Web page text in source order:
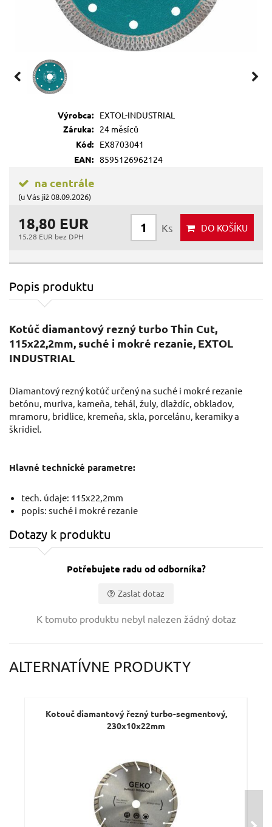
Výrobca:
EXTOL-INDUSTRIAL
Záruka:
24 měsíců
Kód:
EX8703041
EAN: 8595126962124
na centrále
(u Vás již 08.09.2026)
18,80 EUR
15.28 EUR bez DPH
Ks DO KOŠÍKU
Popis produktu
Kotúč diamantový rezný turbo Thin Cut,
115x22,2mm, suché i mokré rezanie, EXTOL
INDUSTRIAL
Diamantový rezný kotúč určený na suché i mokré rezanie
betónu, muriva, kameňa, tehál, žuly, dlaždíc, obkladov,
mramoru, bridlice, kremeňa, skla, porcelánu, keramiky a
škridiel.
Hlavné technické parametre:
tech. údaje: 115x22,2mm
popis: suché i mokré rezanie
Dotazy k produktu
Potřebujete radu od odborníka?
Zaslat dotaz
K tomuto produktu nebyl nalezen žádný dotaz
ALTERNATÍVNE PRODUKTY
Kotouč diamantový řezný turbo-segmentový,
230x10x22mm